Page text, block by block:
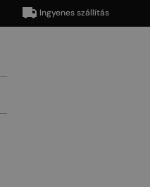
Ingyenes szállítás